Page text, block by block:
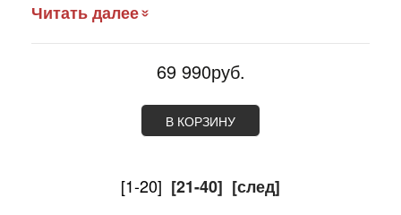
Читать далее
69 990руб.
В КОРЗИНУ
[1-20] [21-40] [след]